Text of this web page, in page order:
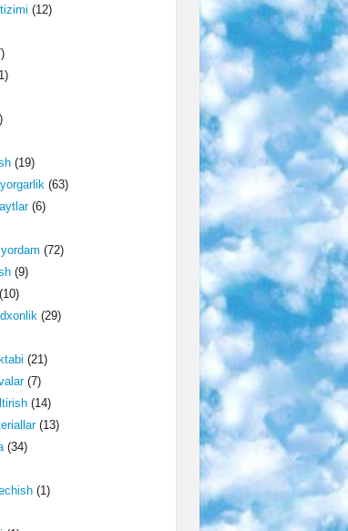
(12)
(19)
(63)
(6)
(72)
(9)
(29)
(21)
(7)
(14)
(13)
(34)
(1)